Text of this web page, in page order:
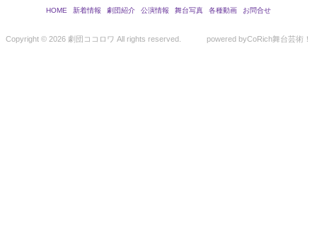
HOME 新着情報 劇団紹介 公演情報 舞台写真 各種動画 お問合せ
Copyright © 2026 劇団ココロワ All rights reserved. powered byCoRich舞台芸術！